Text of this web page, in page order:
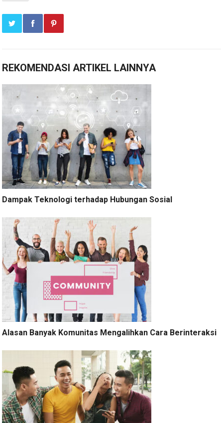
REKOMENDASI ARTIKEL LAINNYA
Dampak Teknologi terhadap Hubungan Sosial
Alasan Banyak Komunitas Mengalihkan Cara Berinteraksi